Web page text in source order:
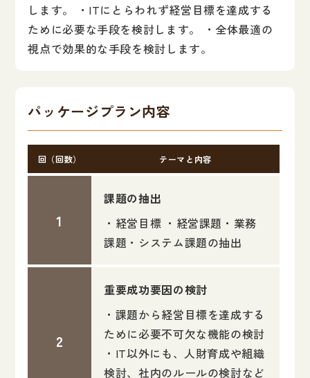
します。 ・ITにとらわれず経営目標を達成する
ために必要な手段を検討します。 ・全体最適の
視点で効果的な手段を検討します。
パッケージプラン内容
回（回数） テーマと内容
課題の抽出
・経営目標 ・経営課題・業務
課題・システム課題の抽出
重要成功要因の検討
・課題から経営目標を達成する
ために必要不可欠な機能の検討
・IT以外にも、人財育成や組織
検討、社内のルールの検討など